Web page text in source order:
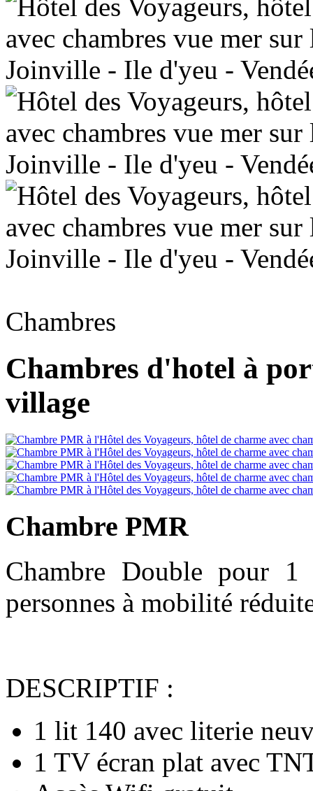
Chambres
Chambres d'hotel à
village
Chambre PMR
Chambre Double pour 1
personnes à mobilité
DESCRIPTIF :
1 lit 140 avec literie
1 TV écran plat avec